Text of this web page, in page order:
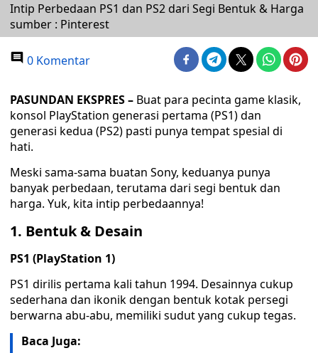
Intip Perbedaan PS1 dan PS2 dari Segi Bentuk & Harga
sumber : Pinterest
0 Komentar
PASUNDAN EKSPRES – Buat para pecinta game klasik,
konsol PlayStation generasi pertama (PS1) dan
generasi kedua (PS2) pasti punya tempat spesial di
hati.
Meski sama-sama buatan Sony, keduanya punya
banyak perbedaan, terutama dari segi bentuk dan
harga. Yuk, kita intip perbedaannya!
1. Bentuk & Desain
PS1 (PlayStation 1)
PS1 dirilis pertama kali tahun 1994. Desainnya cukup
sederhana dan ikonik dengan bentuk kotak persegi
berwarna abu-abu, memiliki sudut yang cukup tegas.
Baca Juga: